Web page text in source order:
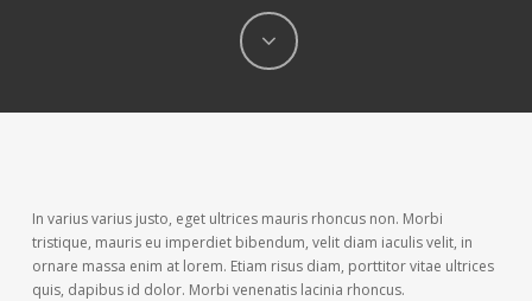
In varius varius justo, eget ultrices mauris rhoncus non. Morbi
tristique, mauris eu imperdiet bibendum, velit diam iaculis velit, in
ornare massa enim at lorem. Etiam risus diam, porttitor vitae ultrices
quis, dapibus id dolor. Morbi venenatis lacinia rhoncus.